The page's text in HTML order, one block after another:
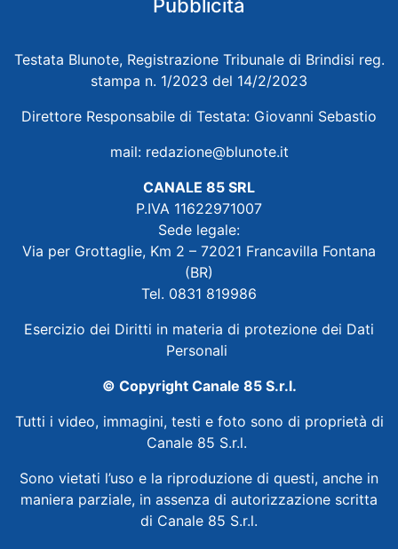
Pubblicità
Testata Blunote, Registrazione Tribunale di Brindisi reg.
stampa n. 1/2023 del 14/2/2023
Direttore Responsabile di Testata: Giovanni Sebastio
mail: redazione@blunote.it
CANALE 85 SRL
P.IVA 11622971007
Sede legale:
Via per Grottaglie, Km 2 – 72021 Francavilla Fontana
(BR)
Tel. 0831 819986
Esercizio dei Diritti in materia di protezione dei Dati
Personali
© Copyright Canale 85 S.r.l.
Tutti i video, immagini, testi e foto sono di proprietà di
Canale 85 S.r.l.
Sono vietati l’uso e la riproduzione di questi, anche in
maniera parziale, in assenza di autorizzazione scritta
di Canale 85 S.r.l.